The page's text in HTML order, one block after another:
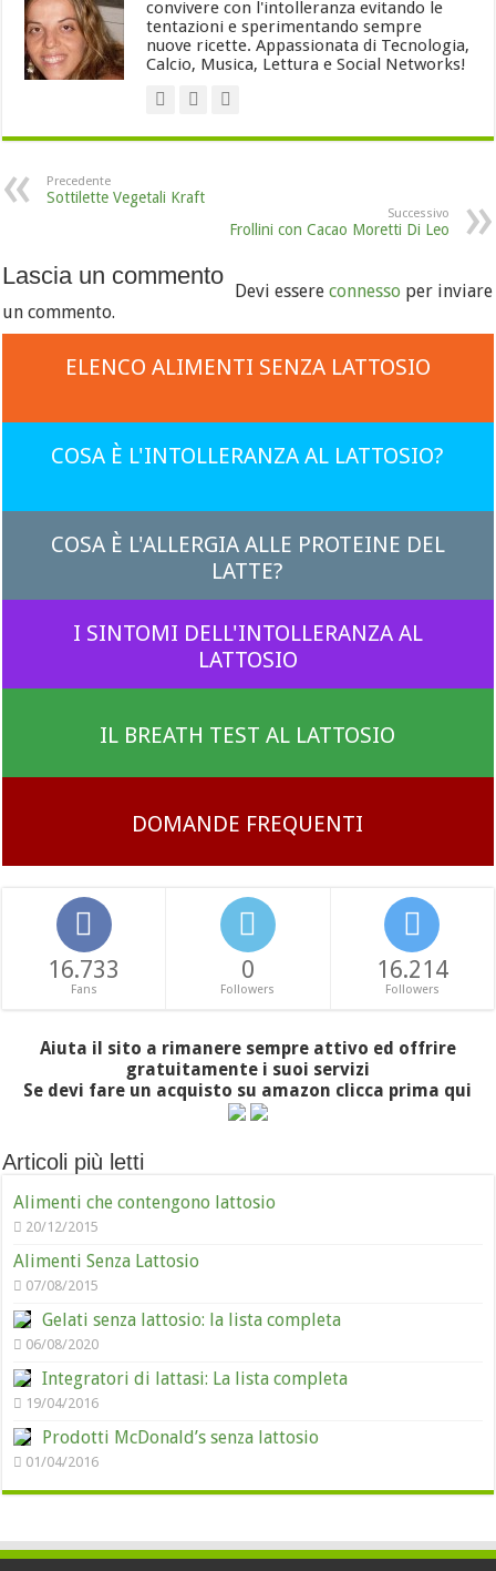
convivere con l'intolleranza evitando le
tentazioni e sperimentando sempre
nuove ricette. Appassionata di Tecnologia,
Calcio, Musica, Lettura e Social Networks!
Precedente
Sottilette Vegetali Kraft
Successivo
Frollini con Cacao Moretti Di Leo
Lascia un commento
Devi essereconnesso per inviare
un commento.
ELENCO ALIMENTI SENZA LATTOSIO
COSA È L'INTOLLERANZA AL LATTOSIO?
COSA È L'ALLERGIA ALLE PROTEINE DEL
LATTE?
I SINTOMI DELL'INTOLLERANZA AL
LATTOSIO
IL BREATH TEST AL LATTOSIO
DOMANDE FREQUENTI
16.733
Fans
0
Followers
16.214
Followers
Aiuta il sito a rimanere sempre attivo ed offrire
gratuitamente i suoi servizi
Se devi fare un acquisto su amazon clicca prima qui
Articoli più letti
Alimenti che contengono lattosio
20/12/2015
Alimenti Senza Lattosio
07/08/2015
Gelati senza lattosio: la lista completa
06/08/2020
Integratori di lattasi: La lista completa
19/04/2016
Prodotti McDonald’s senza lattosio
01/04/2016